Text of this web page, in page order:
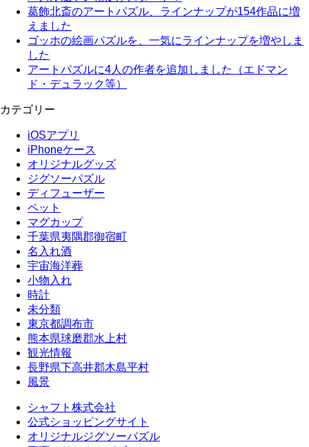
葛飾北斎のアートパズル、ラインナップが154作品に増
えました
ゴッホの絵画パズルを、一気にラインナップを増やしま
した
アートパズルに4人の作者を追加しました（エドマン
ド・デュラック等）
カテゴリー
iOSアプリ
iPhoneケース
オリジナルグッズ
ジグソーパズル
ディフューザー
ペット
マグカップ
千葉県夷隅郡御宿町
名入れ酒
宇宙海洋葬
小物入れ
時計
未分類
東京都調布市
熊本県球磨郡水上村
観光情報
長野県下高井郡木島平村
風景
シャフト株式会社
公式ショッピングサイト
オリジナルジグソーパズル